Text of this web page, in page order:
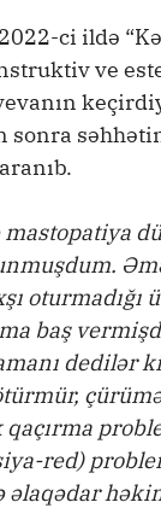
ci ildə
ve
sonra
oturmadığı
baş
dedilər
red)